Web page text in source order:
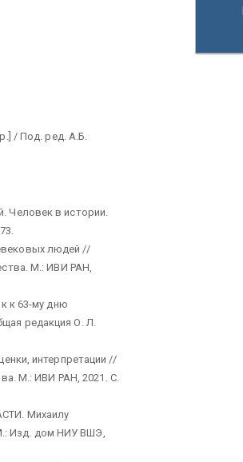
/ Под. ред. А.Б.
Человек в истории.
людей //
М.: ИВИ РАН,
к 63-му дню
редакция О. Л.
интерпретации //
М.: ИВИ РАН, 2021. С.
Михаилу
Изд. дом НИУ ВШЭ,